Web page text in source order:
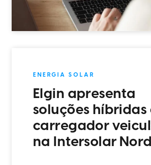
ENERGIA SOLAR
Elgin apresenta
soluções híbridas
carregador
na Intersolar